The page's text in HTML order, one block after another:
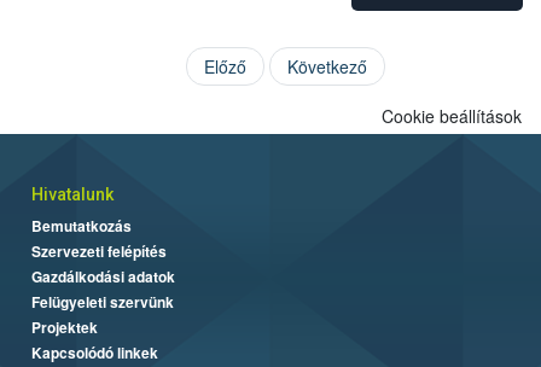
Előző Következő
Cookie beállítások
Hivatalunk
Bemutatkozás
Szervezeti felépítés
Gazdálkodási adatok
Felügyeleti szervünk
Projektek
Kapcsolódó linkek